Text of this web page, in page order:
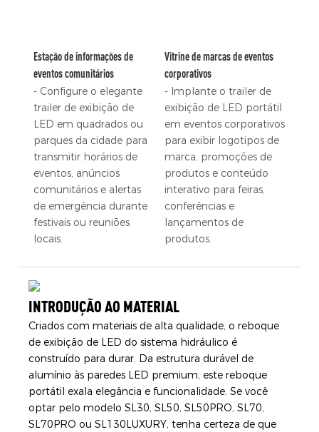
Estação de informações de
eventos comunitários
- Configure o elegante
trailer de exibição de
LED em quadrados ou
parques da cidade para
transmitir horários de
eventos, anúncios
comunitários e alertas
de emergência durante
festivais ou reuniões
locais.
Vitrine de marcas de eventos
corporativos
- Implante o trailer de
exibição de LED portátil
em eventos corporativos
para exibir logotipos de
marca, promoções de
produtos e conteúdo
interativo para feiras,
conferências e
lançamentos de
produtos.
INTRODUÇÃO AO MATERIAL
Criados com materiais de alta qualidade, o reboque
de exibição de LED do sistema hidráulico é
construído para durar. Da estrutura durável de
alumínio às paredes LED premium, este reboque
portátil exala elegância e funcionalidade. Se você
optar pelo modelo SL30, SL50, SL50PRO, SL70,
SL70PRO ou SL130LUXURY, tenha certeza de que